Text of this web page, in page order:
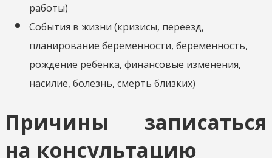
работы)
События в жизни (кризисы, переезд,
планирование беременности, беременность,
рождение ребёнка, финансовые изменения,
насилие, болезнь, смерть близких)
Причины записаться
на консультацию